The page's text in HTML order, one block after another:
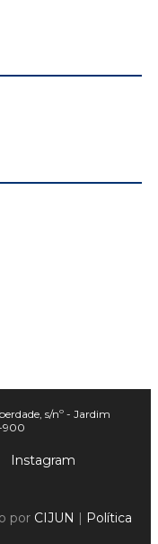
s/nº - Jardim
900
Instagram
por CIJUN
Política